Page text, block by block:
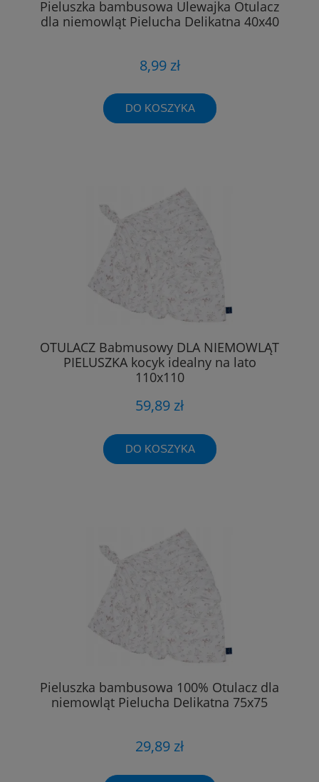
Pieluszka bambusowa Ulewajka Otulacz
dla niemowląt Pielucha Delikatna 40x40
8,99 zł
DO KOSZYKA
OTULACZ Babmusowy DLA NIEMOWLĄT
PIELUSZKA kocyk idealny na lato
110x110
59,89 zł
DO KOSZYKA
Pieluszka bambusowa 100% Otulacz dla
niemowląt Pielucha Delikatna 75x75
29,89 zł